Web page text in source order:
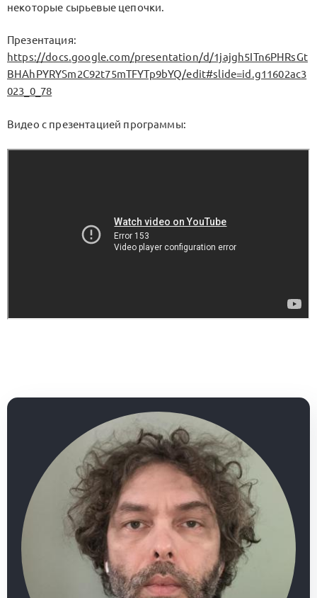
некоторые сырьевые цепочки.
Презентация:
https://docs.google.com/presentation/d/1jajgh5ITn6PHRsGt
BHAhPYRYSm2C92t75mTFYTp9bYQ/edit#slide=id.g11602ac3
023_0_78
Видео с презентацией программы: